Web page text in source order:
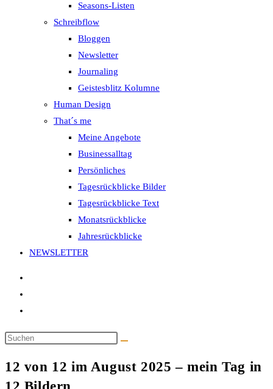
Seasons-Listen
Schreibflow
Bloggen
Newsletter
Journaling
Geistesblitz Kolumne
Human Design
That´s me
Meine Angebote
Businessalltag
Persönliches
Tagesrückblicke Bilder
Tagesrückblicke Text
Monatsrückblicke
Jahresrückblicke
NEWSLETTER
12 von 12 im August 2025 – mein Tag in